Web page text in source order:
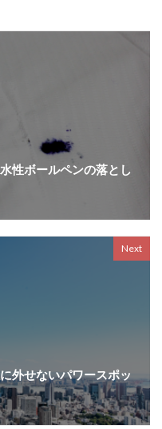
性ボールペンの落とし
Next
外せないパワースポッ